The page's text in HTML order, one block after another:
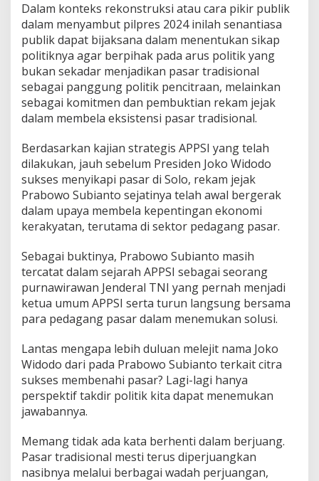
Dalam konteks rekonstruksi atau cara pikir publik
dalam menyambut pilpres 2024 inilah senantiasa
publik dapat bijaksana dalam menentukan sikap
politiknya agar berpihak pada arus politik yang
bukan sekadar menjadikan pasar tradisional
sebagai panggung politik pencitraan, melainkan
sebagai komitmen dan pembuktian rekam jejak
dalam membela eksistensi pasar tradisional.
Berdasarkan kajian strategis APPSI yang telah
dilakukan, jauh sebelum Presiden Joko Widodo
sukses menyikapi pasar di Solo, rekam jejak
Prabowo Subianto sejatinya telah awal bergerak
dalam upaya membela kepentingan ekonomi
kerakyatan, terutama di sektor pedagang pasar.
Sebagai buktinya, Prabowo Subianto masih
tercatat dalam sejarah APPSI sebagai seorang
purnawirawan Jenderal TNI yang pernah menjadi
ketua umum APPSI serta turun langsung bersama
para pedagang pasar dalam menemukan solusi.
Lantas mengapa lebih duluan melejit nama Joko
Widodo dari pada Prabowo Subianto terkait citra
sukses membenahi pasar? Lagi-lagi hanya
perspektif takdir politik kita dapat menemukan
jawabannya.
Memang tidak ada kata berhenti dalam berjuang.
Pasar tradisional mesti terus diperjuangkan
nasibnya melalui berbagai wadah perjuangan,